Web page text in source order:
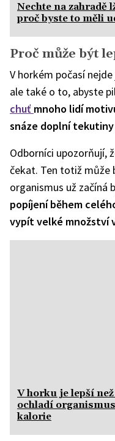
Nechte na zahradě
proč byste to měli
Proč může být
V horkém počasí
ale také o to, abyste
chuť mnoho lidí
snáze doplní
Odborníci upozorňují,
čekat. Ten totiž může
organismus už začíná
popíjení během
vypít velké množství
V horku je lepší
ochladí
kalorie